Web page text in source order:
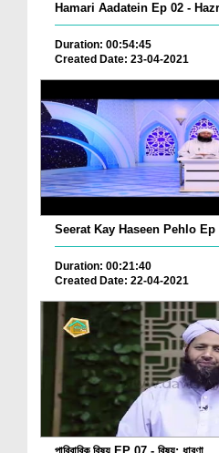
Duration: 00:54:45
Created Date: 23-04-2021
Duration: 00:21:40
Created Date: 22-04-2021